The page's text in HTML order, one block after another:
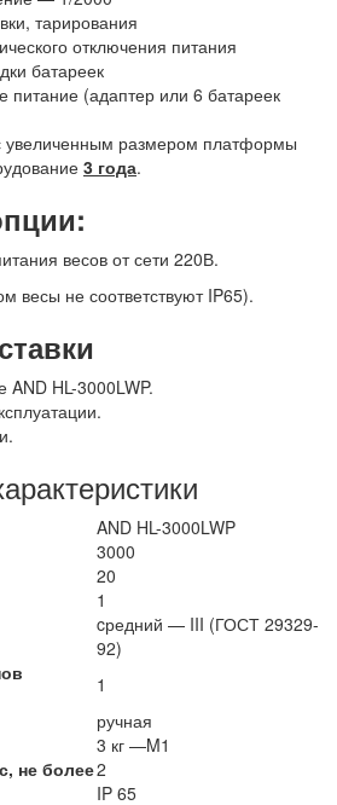
тарирования
отключения питания
батареек
питание (адаптер или 6 батареек
увеличенным размером платформы
3 года.
весов от сети 220В.
весы не соответствуют IP65).
HL-3000LWP.
AND HL-3000LWP
3000
20
1
cредний — III (ГОСТ 29329-
92)
1
ручная
3 кг —M1
не более2
IP 65